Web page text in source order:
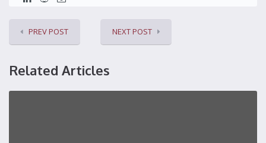
PREV POST NEXT POST
Related Articles